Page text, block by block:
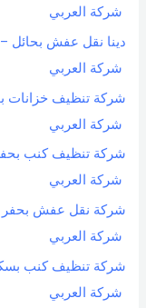
شركة العربي
شركة العربي
شركة العربي
شركة العربي
شركة العربي
شركة العربي